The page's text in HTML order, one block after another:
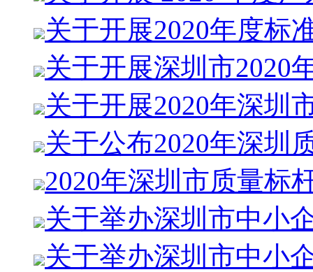
关于开展2020年度标
关于开展深圳市2020
关于开展2020年深圳
关于公布2020年深圳
2020年深圳市质量标
关于举办深圳市中小
关于举办深圳市中小